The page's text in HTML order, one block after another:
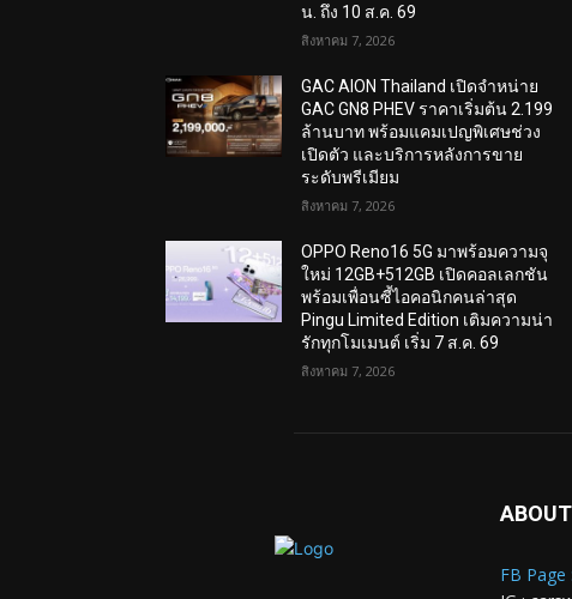
น. ถึง 10 ส.ค. 69
สิงหาคม 7, 2026
GAC AION Thailand เปิดจำหน่าย
GAC GN8 PHEV ราคาเริ่มต้น 2.199
ล้านบาท พร้อมแคมเปญพิเศษช่วง
เปิดตัว และบริการหลังการขาย
ระดับพรีเมียม
สิงหาคม 7, 2026
OPPO Reno16 5G มาพร้อมความจุ
ใหม่ 12GB+512GB เปิดคอลเลกชัน
พร้อมเพื่อนซี้ไอคอนิกคนล่าสุด
Pingu Limited Edition เติมความน่า
รักทุกโมเมนต์ เริ่ม 7 ส.ค. 69
สิงหาคม 7, 2026
FB Page